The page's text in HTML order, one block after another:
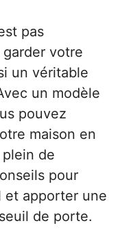
pas
votre
un véritable
un modèle
pouvez
maison en
de
pour
et apporter une
de porte.